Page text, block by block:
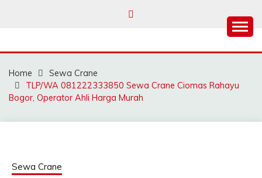
SAHABAT CRANE |
JASA SEWA CRANE |
FORKLIFT | SKYLIFT
Home
Sewa Crane
TLP/WA 081222333850 Sewa Crane Ciomas Rahayu
Bogor, Operator Ahli Harga Murah
Sewa Crane